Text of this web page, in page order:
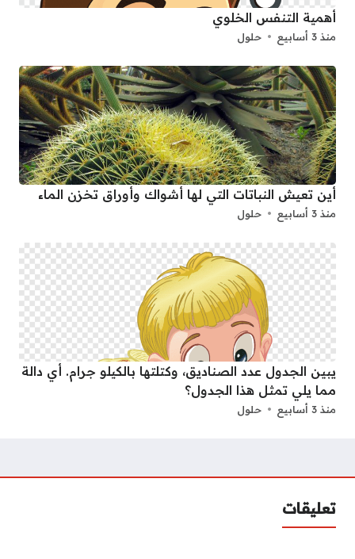
أهمية التنفس الخلوي
منذ 3 أسابيع حلول
أين تعيش النباتات التي لها أشواك وأوراق تخزن الماء
منذ 3 أسابيع حلول
يبين الجدول عدد الصناديق، وكتلتها بالكيلو جرام. أي دالة
مما يلي تمثل هذا الجدول؟
منذ 3 أسابيع حلول
تعليقات